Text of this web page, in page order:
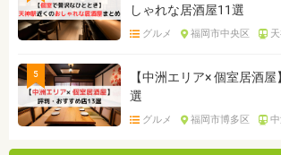
しゃれな居酒屋11選
グルメ 福岡市中央区
5
【中洲エリア× 個室居酒
選
グルメ 福岡市博多区